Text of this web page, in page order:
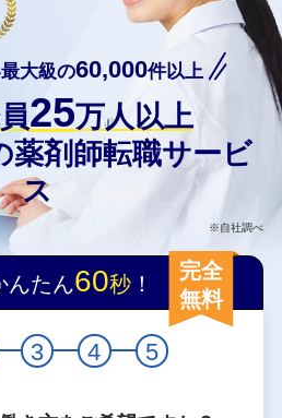
大級の60,000件以上
25万人以上
薬剤師転職サービ
ス
※自社調べ
んたん60秒 ！
完全
無料
3 4 5